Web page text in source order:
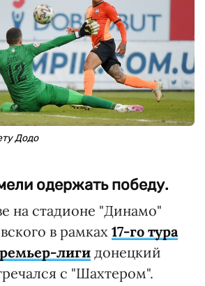
Додо
одержать победу.
на стадионе "Динамо"
в рамках 17-го тура
лиги донецкий
с "Шахтером".